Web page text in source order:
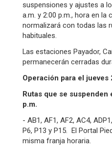
suspensiones y ajustes a
a.m. y 2:00 p.m., hora en la
normalizará con todas las
habituales.
Las estaciones Payador,
permanecerán cerradas
Operación para el jueves
Rutas que se suspenden
p.m.
- AB1, AF1, AF2, AC4,
P6, P13 y P15. El Portal
misma franja horaria.